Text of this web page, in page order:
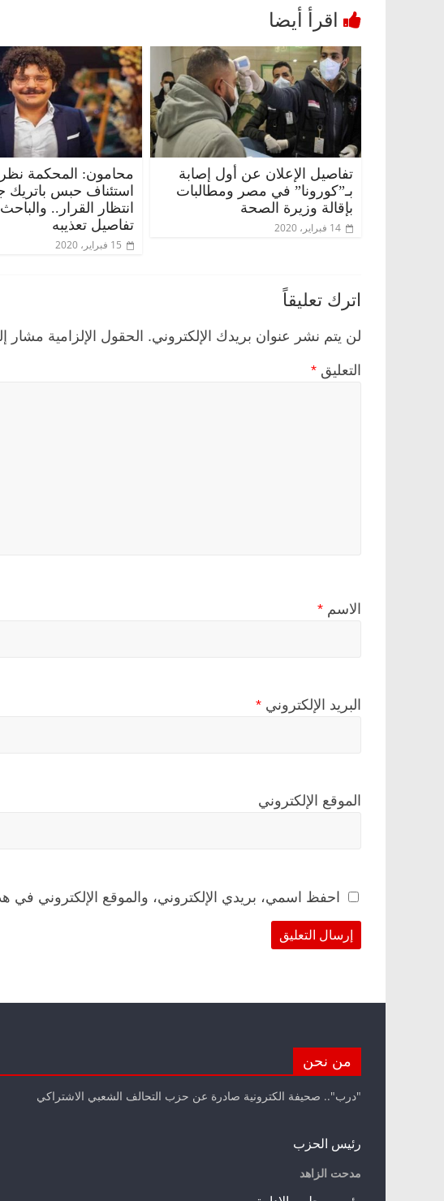
تفاصيل الإعلان عن أول إصابة
بـ”كورونا” في مصر ومطالبات
بإقالة وزيرة الصحة
14 فبراير، 2020
محامون: المحكمة
استئناف حبس
انتظار القرار..
تفاصيل تعذيبه
15 فبراير، 2020
اترك تعليقاً
لن يتم نشر عنوان بريدك الإلكتروني. الحقول الإلزامية مشار
التعليق *
الاسم *
البريد الإلكتروني *
الموقع الإلكتروني
احفظ اسمي، بريدي الإلكتروني، والموقع الإلكتروني في
من نحن
"درب".. صحيفة الكترونية صادرة عن حزب التحالف الشعبي الاشتراكي
رئيس الحزب
مدحت الزاهد